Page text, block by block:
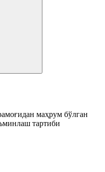
маҳрум бўлган
тартиби